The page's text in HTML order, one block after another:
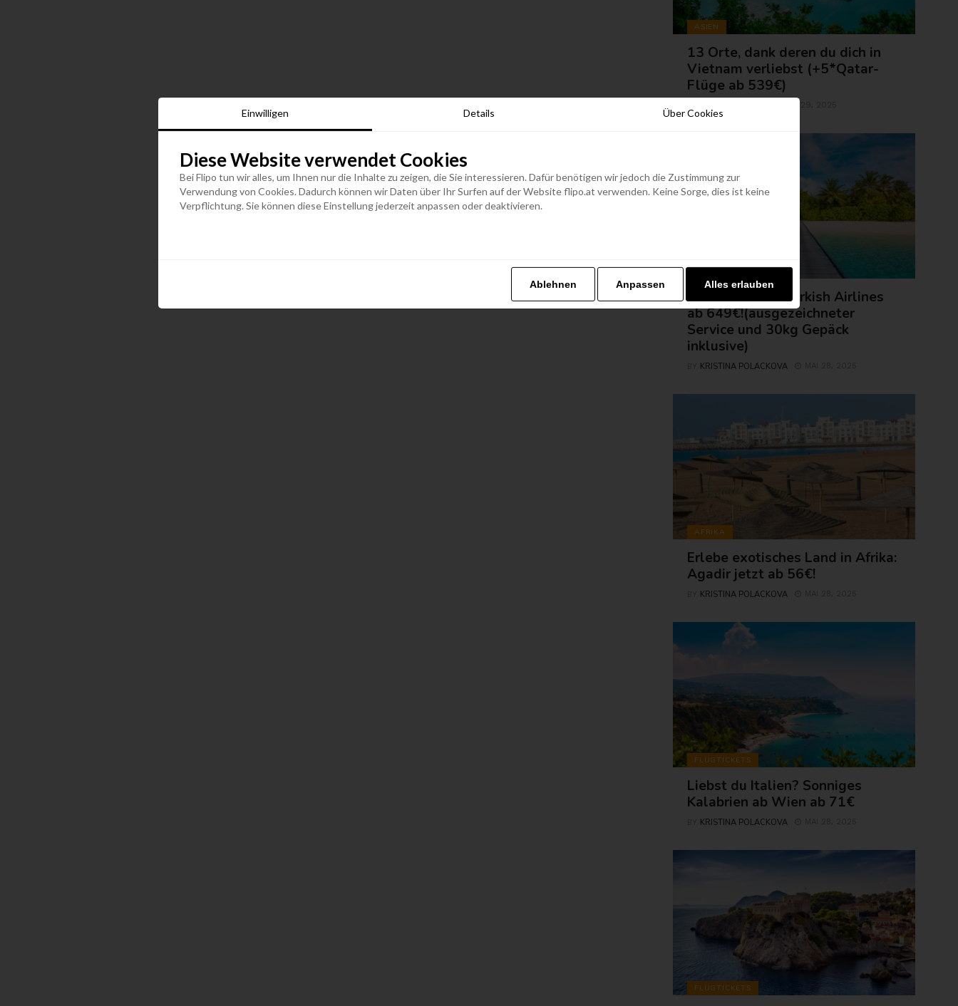
ASIEN
13 Orte, dank deren du dich in
Vietnam verliebst (+5*Qatar-
Flüge ab 539€)
FLUGTICKETS
Malediven mit Turkish Airlines
ab 649€!(ausgezeichneter
Service und 30kg Gepäck
inklusive)
KRISTINA POLACKOVA
AFRIKA
Erlebe exotisches Land in Afrika:
Agadir jetzt ab 56€!
KRISTINA POLACKOVA
FLUGTICKETS
Liebst du Italien? Sonniges
Kalabrien ab Wien ab 71€
KRISTINA POLACKOVA
FLUGTICKETS
Einwilligen Details Über Cookies
Diese Website verwendet Cookies
Bei Flipo tun wir alles, um Ihnen nur die Inhalte zu zeigen, die Sie interessieren. Dafür benötigen wir jedoch die Zustimmung zur
Verwendung von Cookies. Dadurch können wir Daten über Ihr Surfen auf der Website flipo.at verwenden. Keine Sorge, dies ist keine
Verpflichtung. Sie können diese Einstellung jederzeit anpassen oder deaktivieren.
Ablehnen Anpassen Alles erlauben